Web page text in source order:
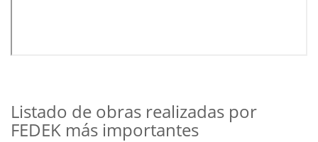
Listado de obras realizadas por
FEDEK más importantes